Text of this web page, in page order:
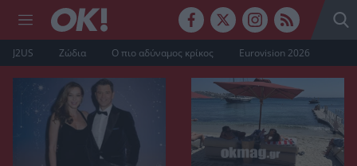
J2US Ζώδια Ο πιο αδύναμος κρίκος Eurovision 2026